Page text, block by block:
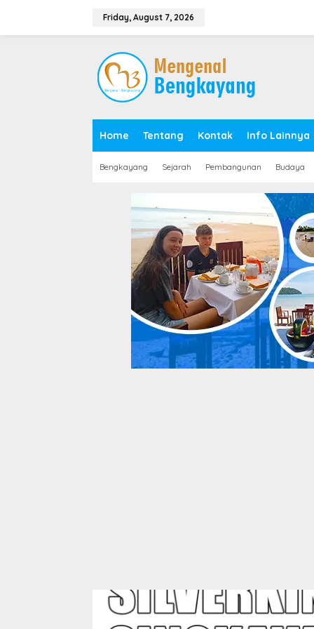
Friday, August 7, 2026
Home Tentang Kontak Info Lainnya
Bengkayang Sejarah Pembangunan Budaya